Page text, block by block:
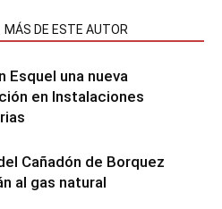
MÁS DE ESTE AUTOR
Esquel una nueva
en Instalaciones
Cañadón de Borquez
al gas natural